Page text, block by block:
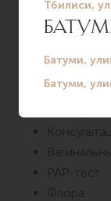
Витамин Д
Инфекции
ЭКГ
PAP-тест
Флора